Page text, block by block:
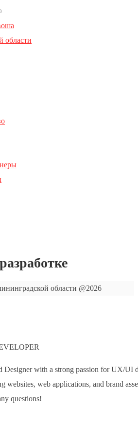
области @2026
Designer with a strong passion for UX/UI
websites, web applications, and brand
questions!